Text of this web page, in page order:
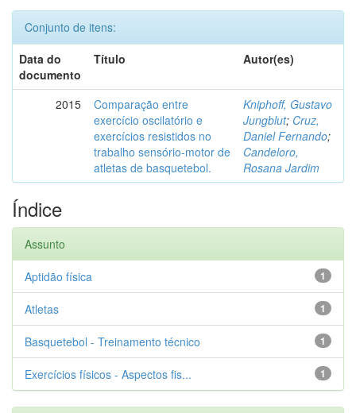
Conjunto de itens:
Data do
documento
Título Autor(es)
2015
Comparação entre
exercício oscilatório e
exercícios resistidos no
trabalho sensório-motor de
atletas de basquetebol.
Kniphoff, Gustavo
Jungblut; Cruz,
Daniel Fernando;
Candeloro,
Rosana Jardim
Índice
Assunto
1
Aptidão física
1
Atletas
1
Basquetebol - Treinamento técnico
1
Exercícios físicos - Aspectos fis...